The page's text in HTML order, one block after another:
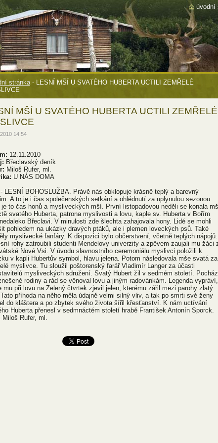
stránka - LESNÍ MŠÍ U SVATÉHO HUBERTA UCTILI ZEMŘELÉ
MŠÍ U SVATÉHO HUBERTA UCTILI ZEMŘELÉ
14:54
12.11.2010
Břeclavský deník
Miloš Rufer, ml.
U NÁS DOMA
LESNÍ BOHOSLUŽBA. Právě nás obklopuje krásně teplý a barevný
A to je i čas společenských setkání a ohlédnutí za uplynulou sezonou.
je to čas honů a mysliveckých mší. První listopadovou neděli se konala
svatého Huberta, patrona myslivosti a lovu, kaple sv. Huberta v Bořím
Břeclavi. V minulosti zde šlechta zahajovala hony. Lidé se mohli
pohledem na ukázky dravých ptáků, ale i plemen loveckých psů. Také
myslivecké fanfáry. K dispozici bylo občerstvení, včetně teplých nápojů.
rohy zatroubili studenti Mendelovy univerzity a zpěvem zaujali mu žáci
Nové Vsi. V úvodu slavnostního ceremoniálu myslivci položili k
v kapli Hubertův symbol, hlavu jelena. Potom následovala mše svatá za
myslivce. Tu sloužil poštorenský farář Vladimír Langer za účasti
mysliveckých sdružení. Svatý Hubert žil v sedmém století.
rodiny a rád se věnoval lovu a jiným radovánkám. Legenda vypráví,
mu při lovu na Zelený čtvrtek zjevil jelen, kterému zářil mezi parohy zlatý
příhoda na něho měla údajně velmi silný vliv, a tak po smrti své ženy
do kláštera a po zbytek svého života šířil křesťanství. K nám uctívání
Huberta přenesl v sedmnáctém století hrabě František Antonín Sporck.
Miloš Rufer, ml.
úvodní